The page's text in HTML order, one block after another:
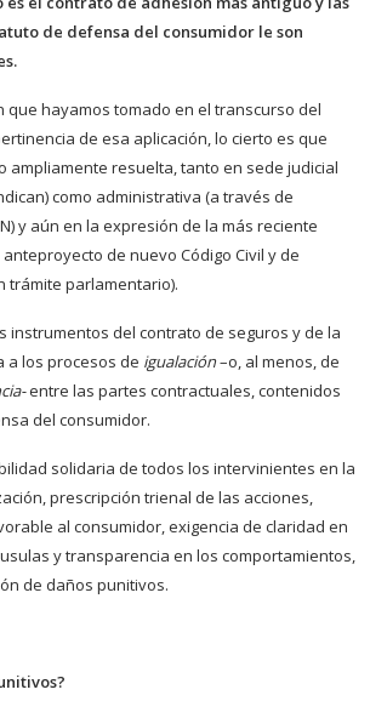
de defensa del consumidor le son
que hayamos tomado en el transcurso del
de esa aplicación, lo cierto es que
ampliamente resuelta, tanto en sede judicial
como administrativa (a través de
y aún en la expresión de la más reciente
de nuevo Código Civil y de
trámite parlamentario).
instrumentos del contrato de seguros y de la
a los procesos de igualación–o, al menos, de
entre las partes contractuales, contenidos
del consumidor.
solidaria de todos los intervinientes en la
prescripción trienal de las acciones,
al consumidor, exigencia de claridad en
y transparencia en los comportamientos,
de daños punitivos.